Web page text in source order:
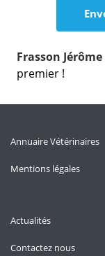
Frasson Jérôme
premier !
Annuaire Vétérinaires
Mentions légales
Actualités
Contactez nous